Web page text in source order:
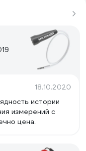
18.10.2020
истории
измерений с
цена.